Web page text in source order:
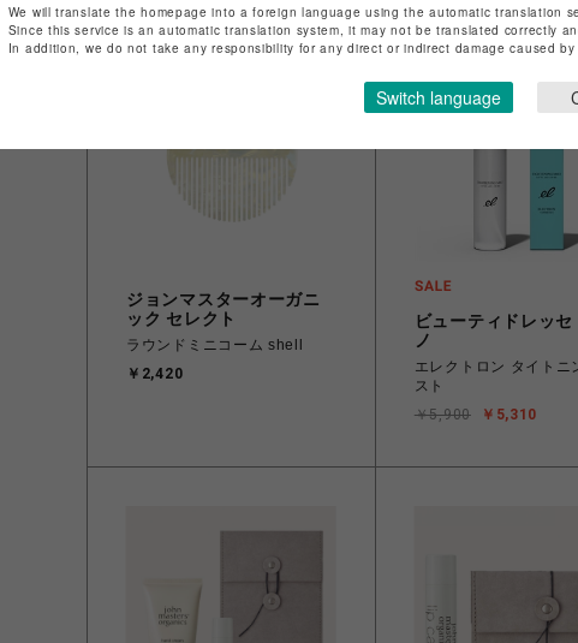
ジョンマスターオーガニ
ック セレクト
ラウンドミニコーム shell
￥2,420
ビューティドレッセ
ノ
エレクトロン タイトニ
スト
￥5,310
￥5,900
We will translate the homepage into a foreign language using the automatic translation
Since this service is an automatic translation system, it may not be translated correctly
In addition, we do not take any responsibility for any direct or indirect damage caused
Switch language